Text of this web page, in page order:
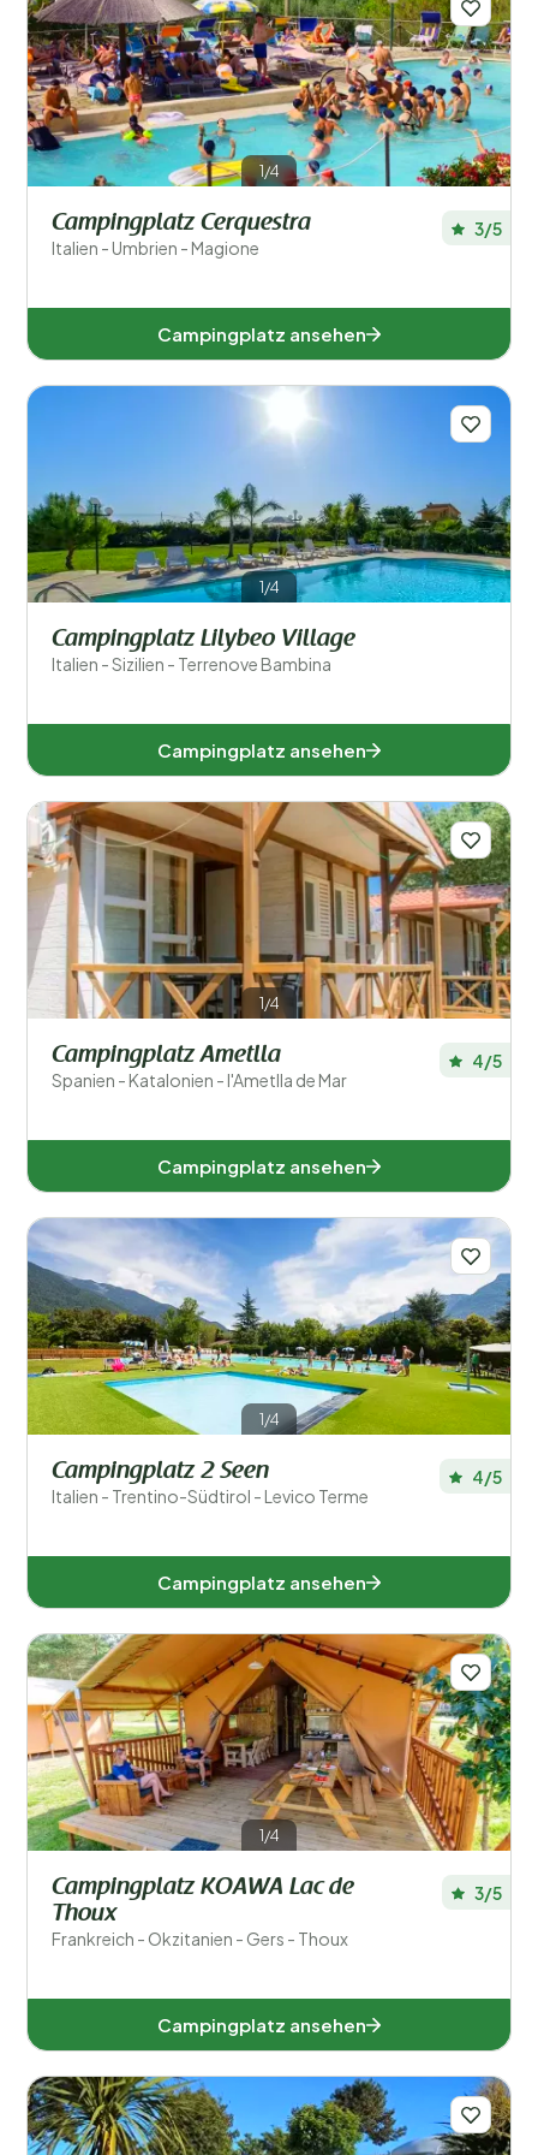
Kroatien (3)
Luxemburg (1)
Niederlande (6)
Spanien (1)
Beliebte Filter
Schwimmen
Allgemein
1/4
Campingplatz Cerquestra
Italien - Umbrien - Magione
3/5
Campingplatz ansehen
1/4
Campingplatz Lilybeo Village
Italien - Sizilien - Terrenove Bambina
Campingplatz ansehen
1/4
Campingplatz Ametlla
Spanien - Katalonien - l'Ametlla de Mar
4/5
Campingplatz ansehen
1/4
Campingplatz 2 Seen
Italien - Trentino-Südtirol - Levico Terme
4/5
Campingplatz ansehen
1/4
Campingplatz KOAWA Lac de
Thoux
Frankreich - Okzitanien - Gers - Thoux
3/5
Campingplatz ansehen